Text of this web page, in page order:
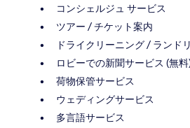
コンシェルジュ サービス
ツアー / チケット案内
ドライクリーニング / ランド
ロビーでの新聞サービス (無
荷物保管サービス
ウェディングサービス
多言語サービス